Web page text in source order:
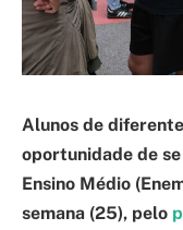
Alunos de
oportunidade de
Ensino Médio
semana (25), pelo